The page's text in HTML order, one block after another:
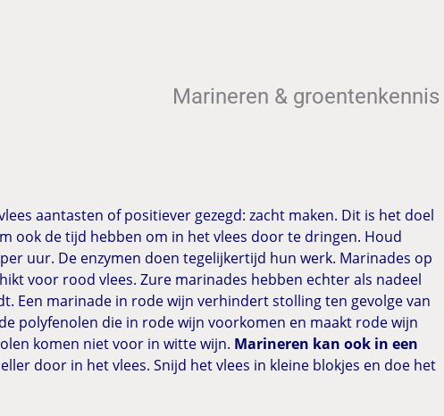
Marineren & groentenkennis
aantasten of positiever gezegd: zacht maken. Dit is het doel
ook de tijd hebben om in het vlees door te dringen. Houd
uur. De enzymen doen tegelijkertijd hun werk. Marinades op
voor rood vlees. Zure marinades hebben echter als nadeel
Een marinade in rode wijn verhindert stolling ten gevolge van
polyfenolen die in rode wijn voorkomen en maakt rode wijn
komen niet voor in witte wijn. Marineren kan ook in een
door in het vlees. Snijd het vlees in kleine blokjes en doe het